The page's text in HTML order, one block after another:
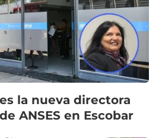
la nueva directora
ANSES en Escobar